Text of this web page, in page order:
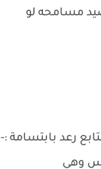
مسامحه لو
رعد بابتسامة :-
بس وهي